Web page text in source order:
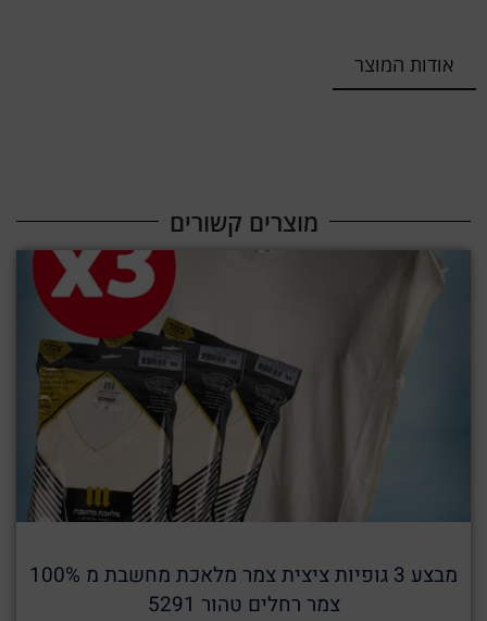
אודות המוצר
מוצרים קשורים​
מבצע 3 גופיות ציצית צמר מלאכת מחשבת מ 100%
צמר רחלים טהור 5291